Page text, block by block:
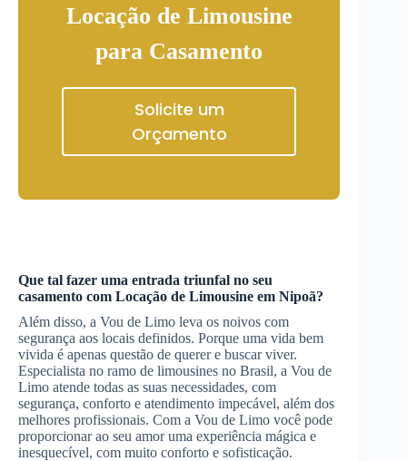
Locação de Limousine
para Casamento
Solicite um
Orçamento
Que tal fazer uma entrada triunfal no seu
casamento com Locação de Limousine em Nipoã?
Além disso, a Vou de Limo leva os noivos com
segurança aos locais definidos. Porque uma vida bem
vivida é apenas questão de querer e buscar viver.
Especialista no ramo de limousines no Brasil, a Vou de
Limo atende todas as suas necessidades, com
segurança, conforto e atendimento impecável, além dos
melhores profissionais. Com a Vou de Limo você pode
proporcionar ao seu amor uma experiência mágica e
inesquecível, com muito conforto e sofisticação.